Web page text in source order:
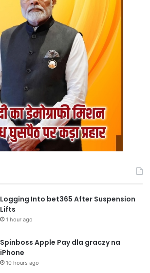
Logging Into bet365 After Suspension
Lifts
1 hour ago
Spinboss Apple Pay dla graczy na
iPhone
10 hours ago